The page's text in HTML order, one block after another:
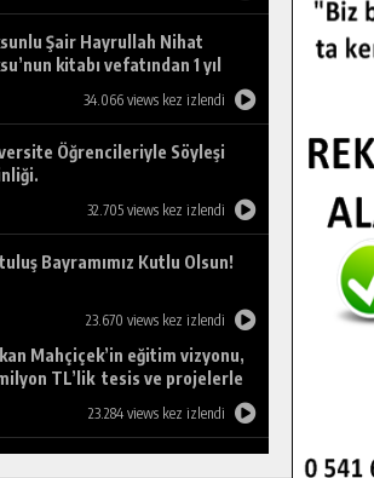
Şair Hayrullah Nihat
kitabı vefatından 1 yıl
Göksun Belediyesi tarafından
34.066 views kez izlendi
Öğrencileriyle Söyleşi
32.705 views kez izlendi
Bayramımız Kutlu Olsun!
23.670 views kez izlendi
Mahçiçek’in eğitim vizyonu,
TL’lik tesis ve projelerle
23.284 views kez izlendi